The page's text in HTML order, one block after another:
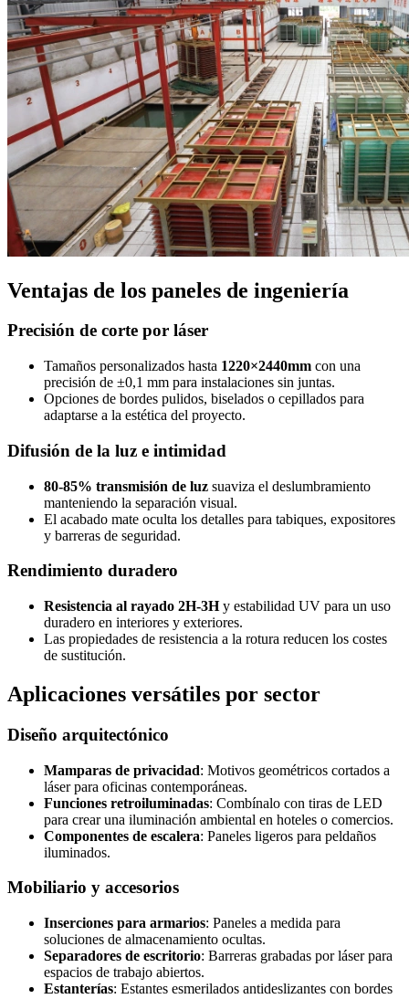
Ventajas de los paneles de ingeniería
Precisión de corte por láser
Tamaños personalizados hasta 1220×2440mm con una
precisión de ±0,1 mm para instalaciones sin juntas.
Opciones de bordes pulidos, biselados o cepillados para
adaptarse a la estética del proyecto.
Difusión de la luz e intimidad
80-85% transmisión de luz suaviza el deslumbramiento
manteniendo la separación visual.
El acabado mate oculta los detalles para tabiques, expositores
y barreras de seguridad.
Rendimiento duradero
Resistencia al rayado 2H-3Hy estabilidad UV para un uso
duradero en interiores y exteriores.
Las propiedades de resistencia a la rotura reducen los costes
de sustitución.
Aplicaciones versátiles por sector
Diseño arquitectónico
Mamparas de privacidad: Motivos geométricos cortados a
láser para oficinas contemporáneas.
Funciones retroiluminadas: Combínalo con tiras de LED
para crear una iluminación ambiental en hoteles o comercios.
Componentes de escalera: Paneles ligeros para peldaños
iluminados.
Mobiliario y accesorios
Inserciones para armarios: Paneles a medida para
soluciones de almacenamiento ocultas.
Separadores de escritorio: Barreras grabadas por láser para
espacios de trabajo abiertos.
Estanterías: Estantes esmerilados antideslizantes con bordes